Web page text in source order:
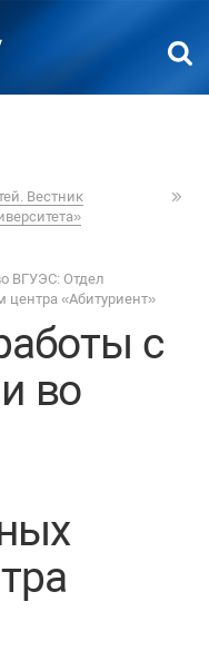
Вестник
ВГУЭС: Отдел
центра «Абитуриент»
с
во